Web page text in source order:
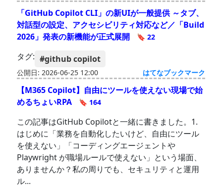
「GitHub Copilot CLI」の新UIが一般提供 ～タブ、
対話型の設定、アクセシビリティ対応など／「Build
2026」発表の新機能が正式展開
🔖 22
タグ: #github copilot
公開日: 2026-06-25 12:00 はてなブックマーク
【M365 Copilot】自由にツールを使えない現場で始
めるちょいRPA
🔖 164
この記事はGitHub Copilotと一緒に書きました。1.
はじめに「業務を自動化したいけど、自由にツール
を使えない」「コーディングエージェントや
Playwright が職場ルールで使えない」という場面、
ありませんか？私の周りでも、セキュリティと運用
ル...